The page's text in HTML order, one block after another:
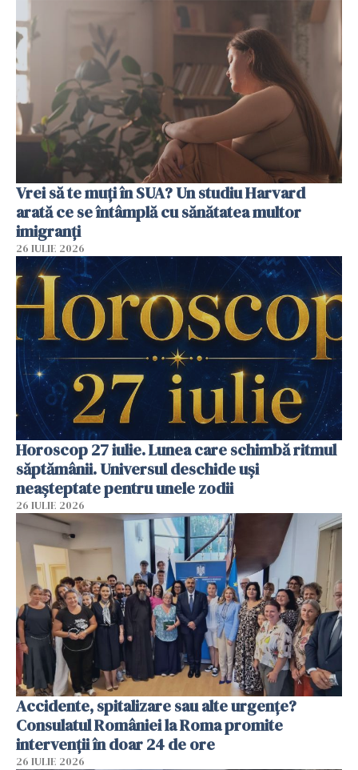
Vrei să te muți în SUA? Un studiu Harvard
arată ce se întâmplă cu sănătatea multor
imigranți
26 IULIE 2026
Horoscop 27 iulie. Lunea care schimbă ritmul
săptămânii. Universul deschide uși
neașteptate pentru unele zodii
26 IULIE 2026
Accidente, spitalizare sau alte urgențe?
Consulatul României la Roma promite
intervenții în doar 24 de ore
26 IULIE 2026